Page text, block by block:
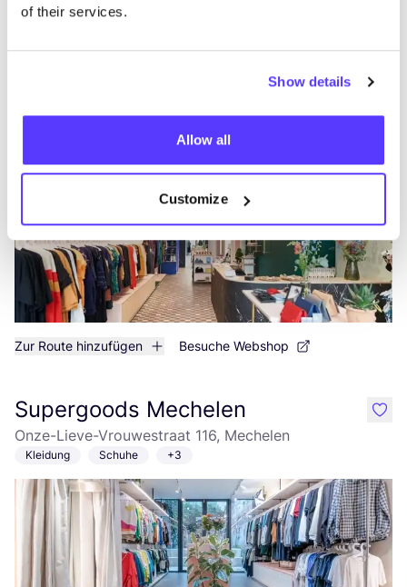
of their services.
Show details
Allow all
Customize
Kloosterstraat 38, Antwerpen
+3
Zur Route hinzufügen Besuche Webshop
Supergoods Mechelen
Onze-Lieve-Vrouwestraat 116, Mechelen
Kleidung Schuhe +3
like